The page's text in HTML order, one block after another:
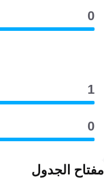
0
1
0
مفتاح الجدول